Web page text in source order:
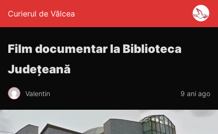
Curierul de Vâlcea
Film documentar la Biblioteca
Județeană
Valentin 9 ani ago